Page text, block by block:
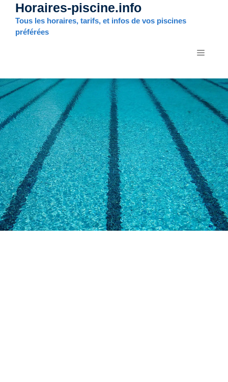
Aller
contenu
Horaires-piscine.info
Tous les horaires, tarifs, et infos de vos piscines
préférées
MENU